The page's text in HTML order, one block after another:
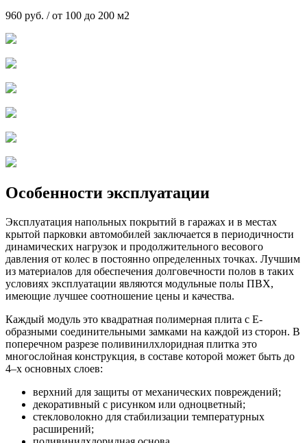
960 руб. / от 100 до 200 м2
Особенности эксплуатации
Эксплуатация напольных покрытий в гаражах и в местах
крытой парковки автомобилей заключается в периодичности
динамических нагрузок и продолжительного весового
давления от колес в постоянно определенных точках. Лучшим
из материалов для обеспечения долговечности полов в таких
условиях эксплуатации являются модульные полы ПВХ,
имеющие лучшее соотношение цены и качества.
Каждый модуль это квадратная полимерная плита с Е-
образными соединительными замками на каждой из сторон. В
поперечном разрезе поливинилхлоридная плитка это
многослойная конструкция, в составе которой может быть до
4–х основных слоев:
верхний для защиты от механических повреждений;
декоративный с рисунком или одноцветный;
стекловолокно для стабилизации температурных
расширений;